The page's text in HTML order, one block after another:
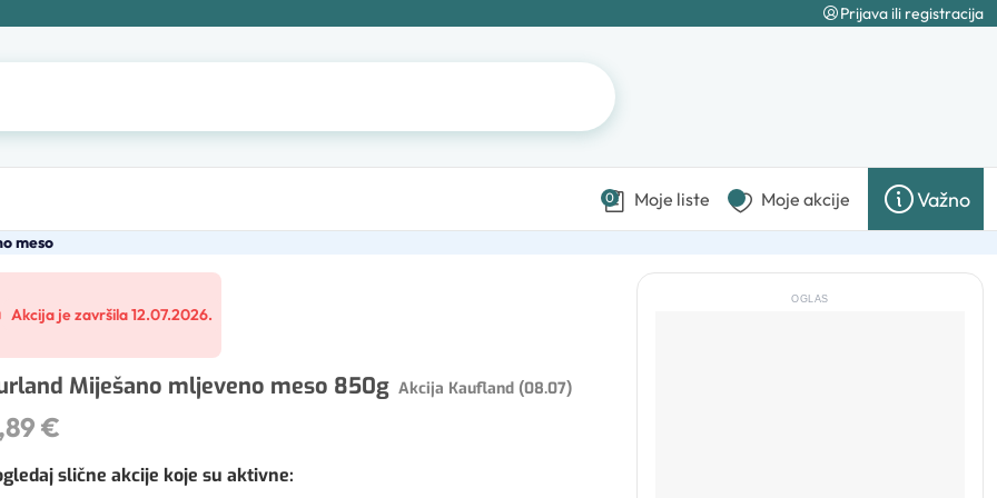
Prijava ili registracija
0 Moje liste Moje akcije Važno
meso
Akcija je završila 12.07.2026.
Miješano mljeveno meso 850g Akcija Kaufland (08.07)
€
slične akcije koje su aktivne:
OGLAS